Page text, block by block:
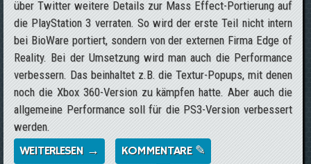
über Twitter weitere Details zur Mass Effect-Portierung auf
die PlayStation 3 verraten. So wird der erste Teil nicht intern
bei BioWare portiert, sondern von der externen Firma Edge of
Reality. Bei der Umsetzung wird man auch die Performance
verbessern. Das beinhaltet z.B. die Textur-Popups, mit denen
noch die Xbox 360-Version zu kämpfen hatte. Aber auch die
allgemeine Performance soll für die PS3-Version verbessert
werden.
WEITERLESEN → ÜBER DETAILS ZUR MASS EFFECT-
KOMMENTARE ✎